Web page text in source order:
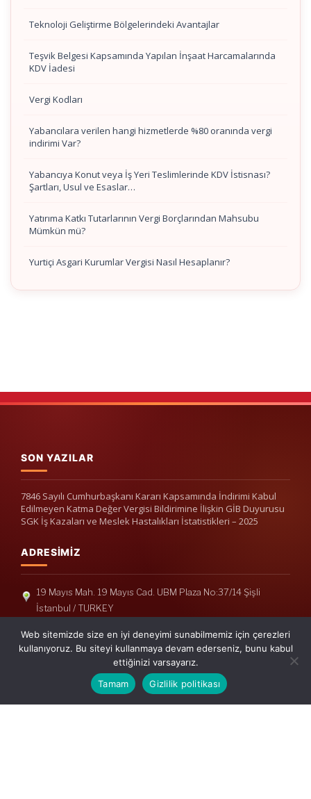
Teknoloji Geliştirme Bölgelerindeki Avantajlar
Teşvik Belgesi Kapsamında Yapılan İnşaat Harcamalarında
KDV İadesi
Vergi Kodları
Yabancılara verilen hangi hizmetlerde %80 oranında vergi
indirimi Var?
Yabancıya Konut veya İş Yeri Teslimlerinde KDV İstisnası?
Şartları, Usul ve Esaslar…
Yatırıma Katkı Tutarlarının Vergi Borçlarından Mahsubu
Mümkün mü?
Yurtiçi Asgari Kurumlar Vergisi Nasıl Hesaplanır?
SON YAZILAR
7846 Sayılı Cumhurbaşkanı Kararı Kapsamında İndirimi Kabul
Edilmeyen Katma Değer Vergisi Bildirimine İlişkin GİB Duyurusu
SGK İş Kazaları ve Meslek Hastalıkları İstatistikleri – 2025
ADRESIMIZ
19 Mayıs Mah. 19 Mayıs Cad. UBM Plaza No:37/14 Şişli
İstanbul / TURKEY
Telefon: +90(212) 240 33 39
Telefon: +90(212) 248 19 36
info@erisymm.com
Web sitemizde size en iyi deneyimi sunabilmemiz için çerezleri
kullanıyoruz. Bu siteyi kullanmaya devam ederseniz, bunu kabul
ettiğinizi varsayarız.
Tamam
Gizlilik politikası